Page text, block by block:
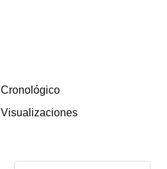
Cronológico
Visualizaciones